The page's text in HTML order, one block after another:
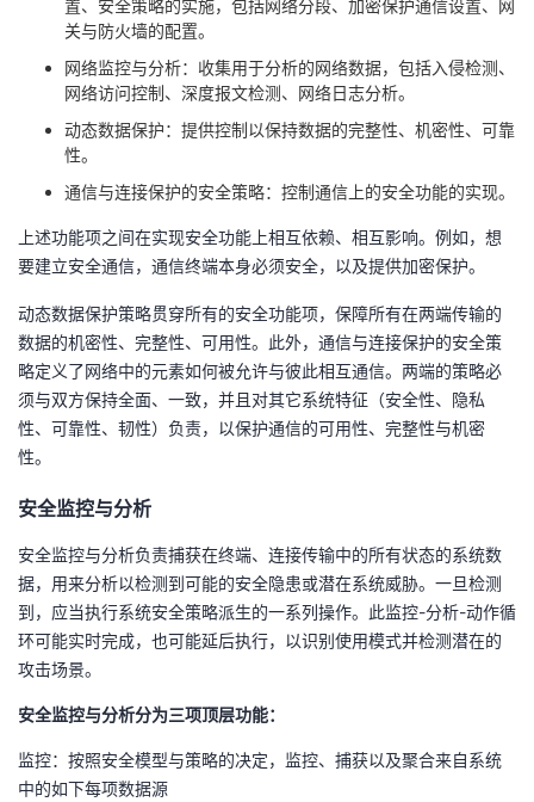
置、安全策略的实施，包括网络分段、加密保护通信设置、网
关与防火墙的配置。
网络监控与分析：收集用于分析的网络数据，包括入侵检测、
网络访问控制、深度报文检测、网络日志分析。
动态数据保护：提供控制以保持数据的完整性、机密性、可靠
性。
通信与连接保护的安全策略：控制通信上的安全功能的实现。
上述功能项之间在实现安全功能上相互依赖、相互影响。例如，想
要建立安全通信，通信终端本身必须安全，以及提供加密保护。
动态数据保护策略贯穿所有的安全功能项，保障所有在两端传输的
数据的机密性、完整性、可用性。此外，通信与连接保护的安全策
略定义了网络中的元素如何被允许与彼此相互通信。两端的策略必
须与双方保持全面、一致，并且对其它系统特征（安全性、隐私
性、可靠性、韧性）负责，以保护通信的可用性、完整性与机密
性。
安全监控与分析
安全监控与分析负责捕获在终端、连接传输中的所有状态的系统数
据，用来分析以检测到可能的安全隐患或潜在系统威胁。一旦检测
到，应当执行系统安全策略派生的一系列操作。此监控-分析-动作循
环可能实时完成，也可能延后执行，以识别使用模式并检测潜在的
攻击场景。
安全监控与分析分为三项顶层功能：
监控：按照安全模型与策略的决定，监控、捕获以及聚合来自系统
中的如下每项数据源